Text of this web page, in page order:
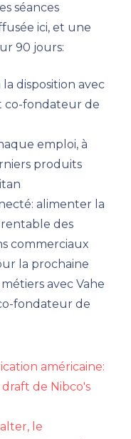
séances
ici, et une
90 jours:
disposition avec
co-fondateur de
emploi, à
produits
alimenter la
des
commerciaux
la prochaine
avec Vahe
fondateur de
américaine:
de Nibco's
le